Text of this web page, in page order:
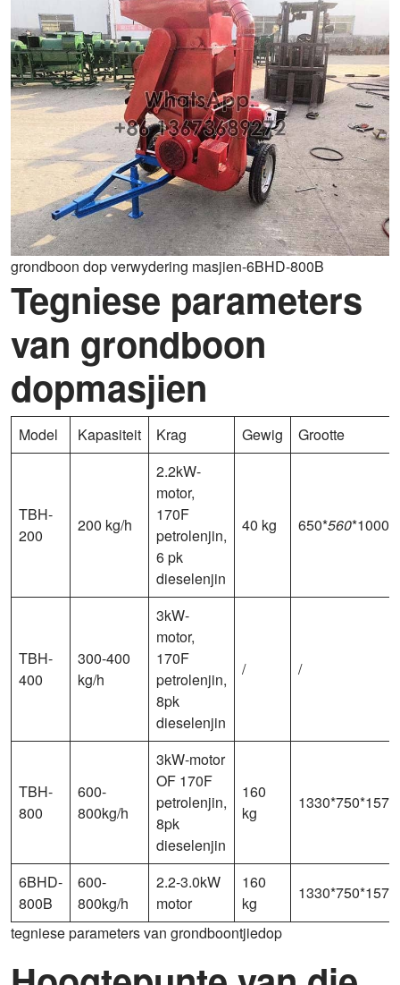
grondboon dop verwydering masjien-6BHD-800B
Tegniese parameters
van grondboon
dopmasjien
Model Kapasiteit Krag Gewig Grootte
TBH-
200
200 kg/h
2.2kW-
motor,
170F
petrolenjin,
6 pk
dieselenjin
40 kg 650*560
TBH-
400
300-400
kg/h
3kW-
motor,
170F
petrolenjin,
8pk
dieselenjin
/ /
TBH-
800
600-
800kg/h
3kW-motor
OF 170F
petrolenjin,
8pk
dieselenjin
160
kg
6BHD-
800B
600-
800kg/h
2.2-3.0kW
motor
160
kg
tegniese parameters van grondboontjiedop